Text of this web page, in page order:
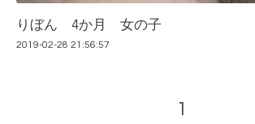
りぼん 4か月 女の子
2019-02-28 21:56:57
1